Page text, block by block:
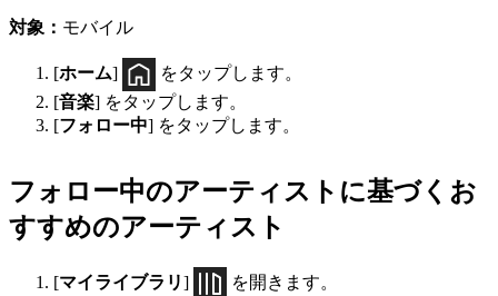
対象： モバイル
[ホーム]
をタップします。
[音楽] をタップします。
[フォロー中] をタップします。
フォロー中のアーティストに基づくお
すすめのアーティスト
[マイライブラリ]
を開きます。